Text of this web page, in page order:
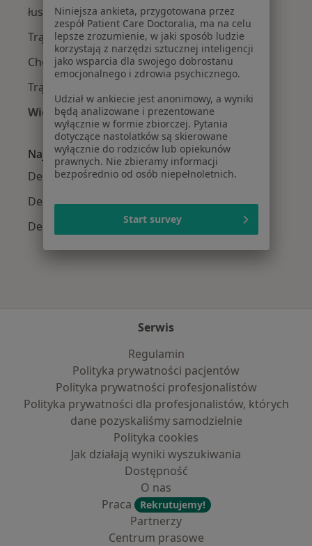
łuszczyca w Lublinie
Trądzik różowaty w Lublinie
Choroby skóry w Lublinie
Trądzik pospolity w Lublinie
Więcej (15)
Więcej w kategorii: Najczęście leczone
Najpopularniejsze ubezpieczenia
Dermatolodzy z PZU Zdrowie w Lublinie
Dermatolodzy z Medicover w Lublinie
Dermatolodzy z Świat Zdrowia w Lublinie
Serwis
Regulamin
Polityka prywatności pacjentów
Polityka prywatności profesjonalistów
Polityka prywatności dla profesjonalistów, których
dane pozyskaliśmy samodzielnie
Polityka cookies
Jak działają wyniki wyszukiwania
Dostępność
O nas
Praca
Rekrutujemy!
Partnerzy
Centrum prasowe
Niniejsza ankieta, przygotowana przez
zespół Patient Care Doctoralia, ma na celu
lepsze zrozumienie, w jaki sposób ludzie
korzystają z narzędzi sztucznej inteligencji
jako wsparcia dla swojego dobrostanu
emocjonalnego i zdrowia psychicznego.
Udział w ankiecie jest anonimowy, a wyniki
będą analizowane i prezentowane
wyłącznie w formie zbiorczej. Pytania
dotyczące nastolatków są skierowane
wyłącznie do rodziców lub opiekunów
prawnych. Nie zbieramy informacji
bezpośrednio od osób niepełnoletnich.
Start survey